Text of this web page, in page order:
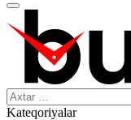
Search…
Kateqoriyalar